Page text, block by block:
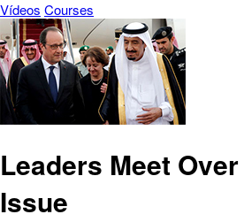
Vídeos Courses
Leaders Meet
Issue